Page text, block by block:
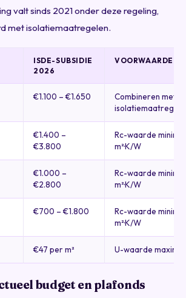
valt sinds 2021 onder deze regeling,
met isolatiemaatregelen.
ISDE-SUBSIDIE
2026
VOORWAARDE
€1.100 – €1.650
Combineren met
isolatiemaatregel
€1.400 –
€3.800
Rc-waarde
m²·K/W
€1.000 –
€2.800
Rc-waarde
m²·K/W
€700 – €1.800
Rc-waarde
m²·K/W
€47 per m² U-waarde
budget en plafonds